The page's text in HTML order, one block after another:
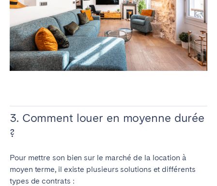
3. Comment louer en moyenne durée
?
Pour mettre son bien sur le marché de la location à
moyen terme, il existe plusieurs solutions et différents
types de contrats :